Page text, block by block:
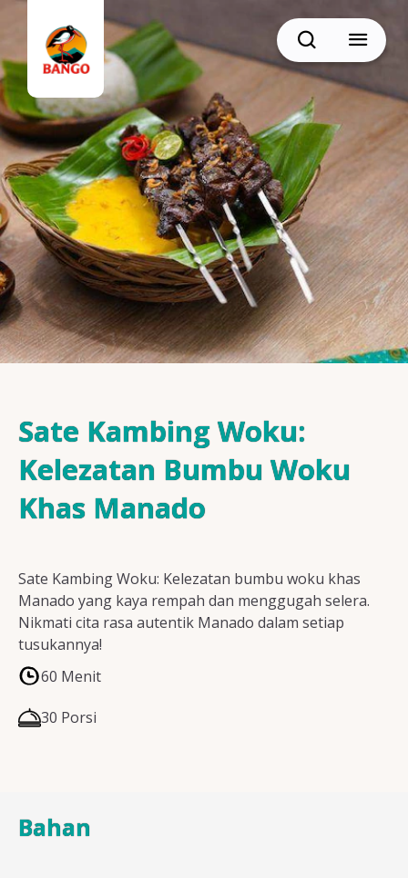
BACK
Resep Sate
Resep Semur
Resep Daging
Resep Ikan
Resep Tempe/Tahu
Cari
Sate Kambing Woku:
Kelezatan Bumbu Woku
Khas Manado
Sate Kambing Woku: Kelezatan bumbu woku khas
Manado yang kaya rempah dan menggugah selera.
Nikmati cita rasa autentik Manado dalam setiap
tusukannya!
60 Menit
30 Porsi
Bahan